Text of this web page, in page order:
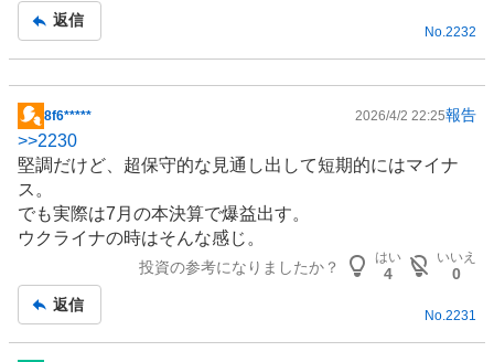
返信
No. 2232
掲
示
板
記
事
8f6***** 2026/4/2 22:25報告
>>2230
堅調だけど、超保守的な見通し出して短期的にはマイナ
ス。
でも実際は7月の本決算で爆益出す。
ウクライナの時はそんな感じ。
投資の参考になりましたか？
はい
4
いいえ
0
返信
No.2231